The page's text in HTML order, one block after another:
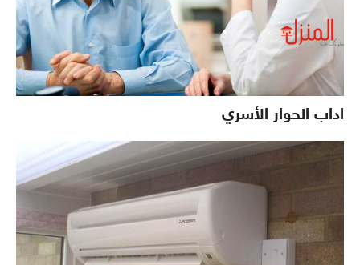
اداب الحوار الأسري